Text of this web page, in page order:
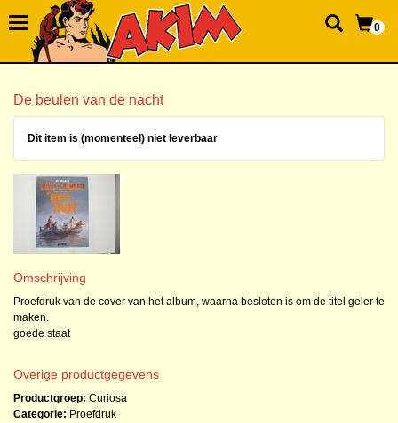
0
De beulen van de nacht
Dit item is (momenteel) niet leverbaar
Omschrijving
Proefdruk van de cover van het album, waarna besloten is om de titel geler te
maken.
goede staat
Overige productgegevens
Productgroep: Curiosa
Categorie: Proefdruk